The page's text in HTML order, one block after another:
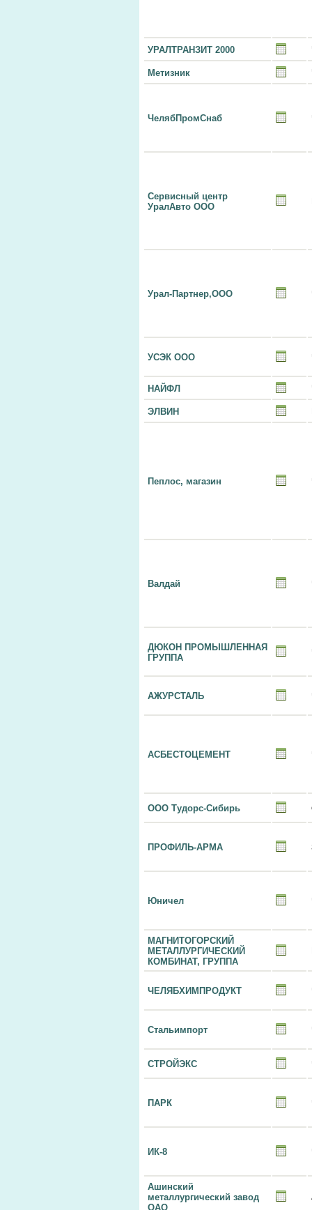
УРАЛТРАНЗИТ 2000
Метизник
ЧелябПромСнаб
Сервисный центр
УралАвто ООО
Урал-Партнер,ООО
УСЭК ООО
НАЙФЛ
ЭЛВИН
Пеплос, магазин
Валдай
ДЮКОН ПРОМЫШЛЕННАЯ
ГРУППА
АЖУРСТАЛЬ
АСБЕСТОЦЕМЕНТ
ООО Тудорс-Сибирь
ПРОФИЛЬ-АРМА
Юничел
МАГНИТОГОРСКИЙ
МЕТАЛЛУРГИЧЕСКИЙ
КОМБИНАТ, ГРУППА
ЧЕЛЯБХИМПРОДУКТ
Стальимпорт
СТРОЙЭКС
ПАРК
ИК-8
Ашинский
металлургический завод
ОАО